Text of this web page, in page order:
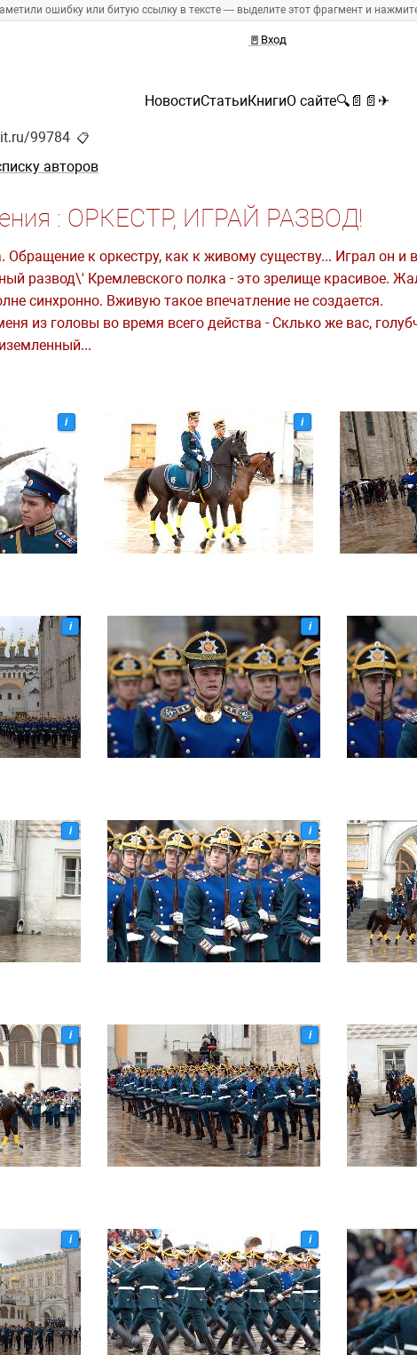
ошибку или битую ссылку в тексте — выделите этот фрагмент и
🚪 Вход
НовостиСтатьиКнигиО сайте🔍 📄 📄 ✈
99784 📋
авторов
: ОРКЕСТР, ИГРАЙ РАЗВОД!
к оркестру, как к живому существу... Играл он
развод\' Кремлевского полка - это зрелище красивое.
синхронно. Вживую такое впечатление не создается.
из головы во время всего действа - Склько же вас,
i i
i i
i i
i i
i i